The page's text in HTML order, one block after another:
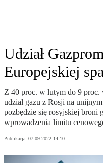
Udział
Europejskiej
Z 40 proc. w lutym do 9 proc.
udział gazu z Rosji na
pozbędzie się rosyjskiej broni
wprowadzenia limitu
Publikacja: 07.09.2022 14:10